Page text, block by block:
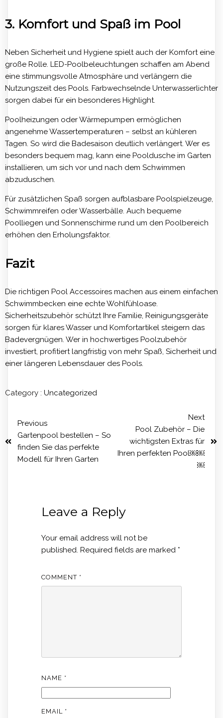
3. Komfort und Spaß im Pool
Neben Sicherheit und Hygiene spielt auch der Komfort eine
große Rolle. LED-Poolbeleuchtungen schaffen am Abend
eine stimmungsvolle Atmosphäre und verlängern die
Nutzungszeit des Pools. Farbwechselnde Unterwasserlichter
sorgen dabei für ein besonderes Highlight.
Poolheizungen oder Wärmepumpen ermöglichen
angenehme Wassertemperaturen – selbst an kühleren
Tagen. So wird die Badesaison deutlich verlängert. Wer es
besonders bequem mag, kann eine Pooldusche im Garten
installieren, um sich vor und nach dem Schwimmen
abzuduschen.
Für zusätzlichen Spaß sorgen aufblasbare Poolspielzeuge,
Schwimmreifen oder Wasserbälle. Auch bequeme
Poolliegen und Sonnenschirme rund um den Poolbereich
erhöhen den Erholungsfaktor.
Fazit
Die richtigen Pool Accessoires machen aus einem einfachen
Schwimmbecken eine echte Wohlfühloase.
Sicherheitszubehör schützt Ihre Familie, Reinigungsgeräte
sorgen für klares Wasser und Komfortartikel steigern das
Badevergnügen. Wer in hochwertiges Poolzubehör
investiert, profitiert langfristig von mehr Spaß, Sicherheit und
einer längeren Lebensdauer des Pools.
Category : Uncategorized
Previous
Gartenpool bestellen – So
finden Sie das perfekte
Modell für Ihren Garten
Next
Pool Zubehör – Die
wichtigsten Extras für
Ihren perfekten Pool￼￼
￼
Leave a Reply
Your email address will not be
published. Required fields are marked *
COMMENT *
NAME *
EMAIL *